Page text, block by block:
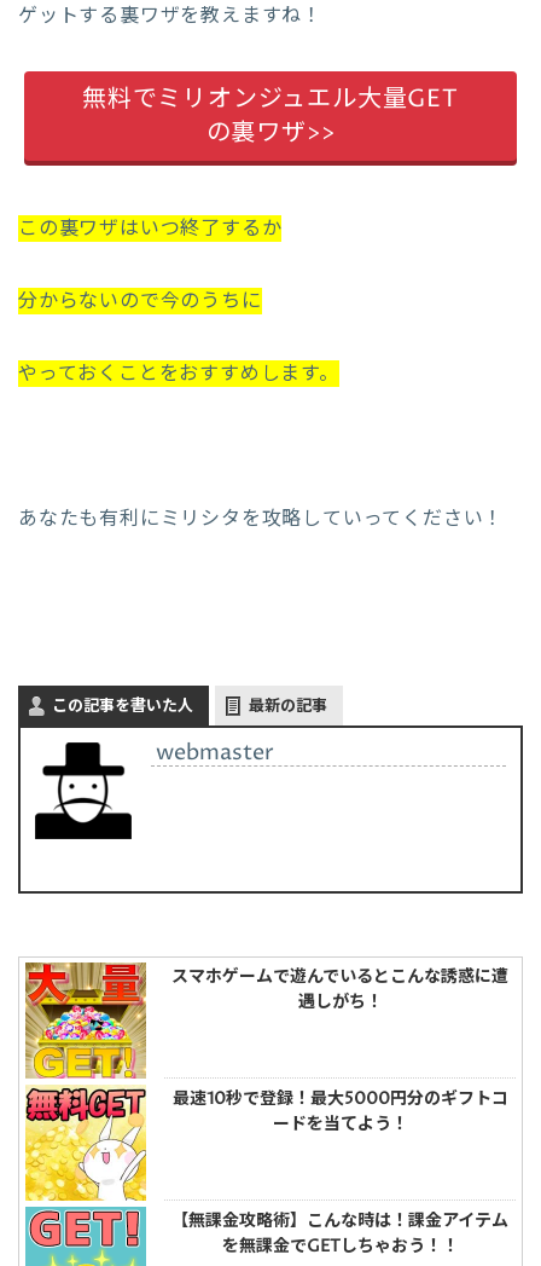
ゲットする裏ワザを教えますね！
無料でミリオンジュエル大量GET
の裏ワザ>>
この裏ワザはいつ終了するか
分からないので今のうちに
やっておくことをおすすめします。
あなたも有利にミリシタを攻略していってください！
この記事を書いた人 最新の記事
webmaster
スマホゲームで遊んでいるとこんな誘惑に遭
遇しがち！
最速10秒で登録！最大5000円分のギフトコ
ードを当てよう！
【無課金攻略術】こんな時は！課金アイテム
を無課金でGETしちゃおう！！